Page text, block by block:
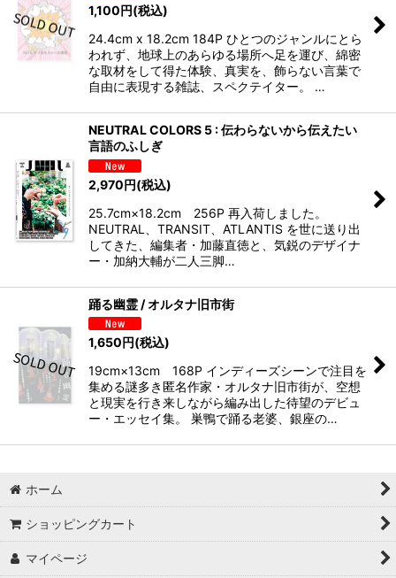
1,100円(税込)
24.4cm x 18.2cm 184P ひとつのジャンルにとら
われず、地球上のあらゆる場所へ足を運び、綿密
な取材をして得た体験、真実を、飾らない言葉で
自由に表現する雑誌、スペクテイター。 …
NEUTRAL COLORS 5 : 伝わらないから伝えたい
言語のふしぎ
2,970円(税込)
25.7cm×18.2cm 256P 再入荷しました。
NEUTRAL、TRANSIT、ATLANTIS を世に送り出
してきた、編集者・加藤直徳と、気鋭のデザイナ
ー・加納大輔が二人三脚…
踊る幽霊 / オルタナ旧市街
1,650円(税込)
19cm×13cm 168P インディーズシーンで注目を
集める謎多き匿名作家・オルタナ旧市街が、空想
と現実を行き来しながら編み出した待望のデビュ
ー・エッセイ集。 巣鴨で踊る老婆、銀座の…
ホーム
ショッピングカート
マイページ